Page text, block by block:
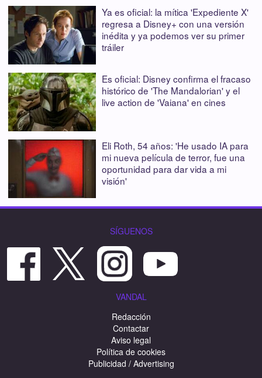
Ya es oficial: la mítica 'Expediente X'
regresa a Disney+ con una versión
inédita y ya podemos ver su primer
tráiler
Es oficial: Disney confirma el fracaso
histórico de 'The Mandalorian' y el
live action de 'Vaiana' en cines
Eli Roth, 54 años: 'He usado IA para
mi nueva película de terror, fue una
oportunidad para dar vida a mi
visión'
SÍGUENOS
VANDAL
Redacción
Contactar
Aviso legal
Política de cookies
Publicidad / Advertising